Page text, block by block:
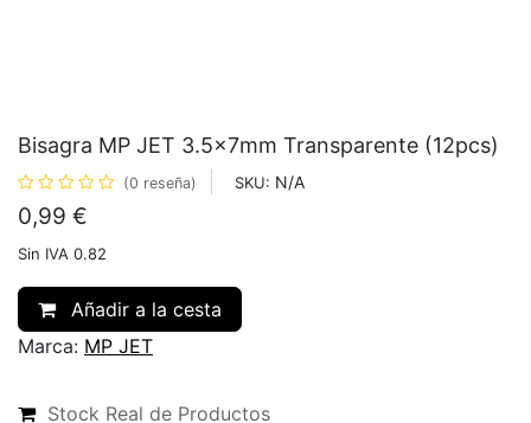
Bisagra MP JET 3.5x7mm Transparente (12pcs)
(0 reseña) SKU: N/A
0,99 €
Sin IVA 0.82
Añadir a la cesta
Marca: MP JET
Stock Real de Productos